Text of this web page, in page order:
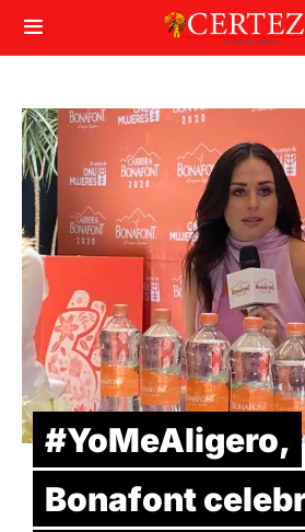
#YoMeAligero,
Bonafont